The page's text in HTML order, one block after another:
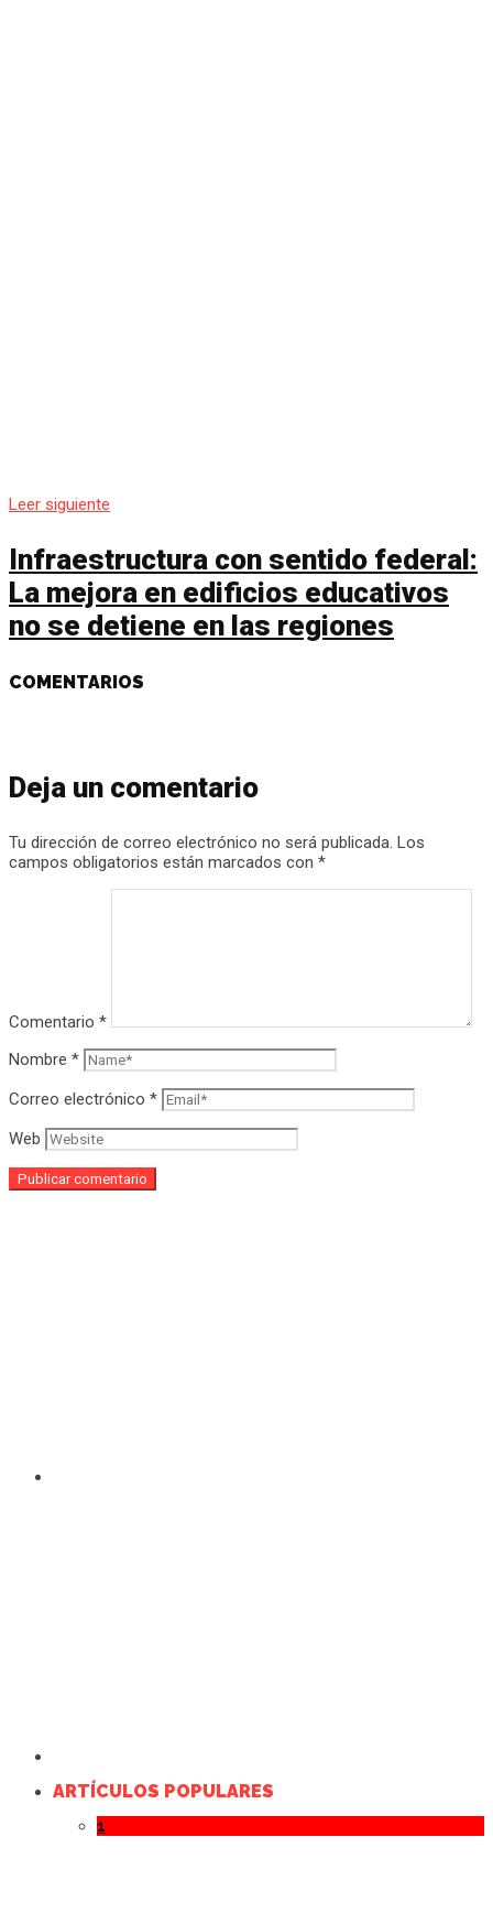
Leer siguiente
Infraestructura con sentido federal:
La mejora en edificios educativos
no se detiene en las regiones
COMENTARIOS
Deja un comentario
Tu dirección de correo electrónico no será publicada. Los
campos obligatorios están marcados con *
Comentario *
Nombre *
Correo electrónico *
Web
ARTÍCULOS POPULARES
1